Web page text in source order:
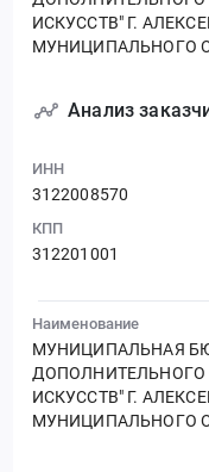
ИСКУССТВ" Г.
МУНИЦИПАЛЬНОГО
Анализ
ИНН
3122008570
КПП
312201001
Наименование
МУНИЦИПАЛЬНАЯ
ДОПОЛНИТЕЛЬНОГО
ИСКУССТВ" Г.
МУНИЦИПАЛЬНОГО